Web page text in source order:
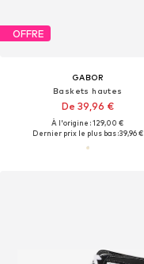
OFFRE
GABOR
Baskets hautes
De 39,96 €
À l'origine : 129,00 €
Dernier prix le plus bas :39,96 €